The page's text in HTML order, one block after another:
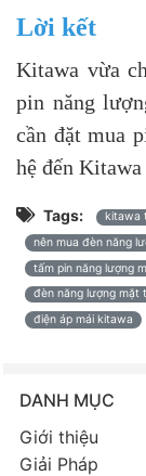
Lời kết
Kitawa vừa
pin năng
cần đặt mua
hệ đến
Tags: kitawa
nên mua đèn năng
tấm pin năng lượng
đèn năng lượng mặt
điện áp mái kitawa
DANH MỤC
Giới thiệu
Giải Pháp